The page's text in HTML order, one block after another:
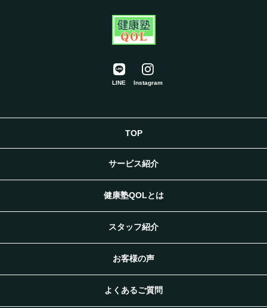
LINE Instagram
TOP
サービス紹介
健康塾QOLとは
スタッフ紹介
お客様の声
よくあるご質問